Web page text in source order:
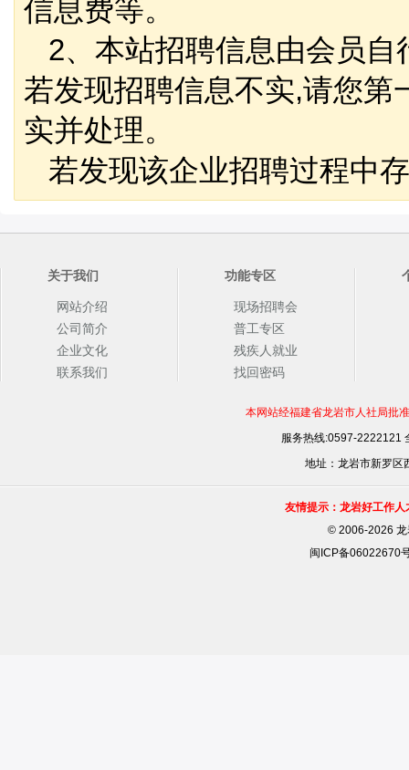
信息费等。
2、本站招聘信息由会员自
若发现招聘信息不实,请您第
实并处理。
若发现该企业招聘过程中
关于我们
网站介绍
公司简介
企业文化
联系我们
功能专区
现场招聘会
普工专区
残疾人就业
找回密码
本网站经福建省龙岩市人社局批
服务热线:0597-2222121
地址：龙岩市新罗区
友情提示：龙岩好工作
©2006-2026 龙
闽ICP备06022670